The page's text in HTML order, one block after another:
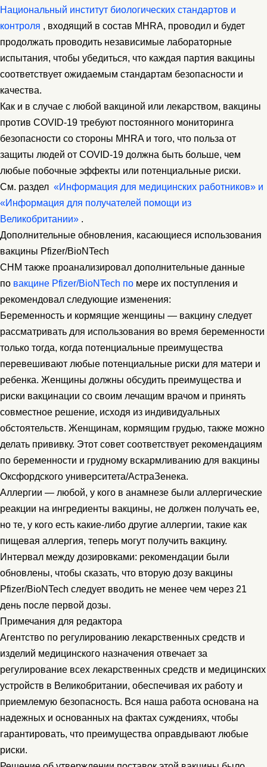
Национальный институт биологических стандартов и
контроля , входящий в состав MHRA, проводил и будет
продолжать проводить независимые лабораторные
испытания, чтобы убедиться, что каждая партия вакцины
соответствует ожидаемым стандартам безопасности и
качества.
Как и в случае с любой вакциной или лекарством, вакцины
против COVID-19 требуют постоянного мониторинга
безопасности со стороны MHRA и того, что польза от
защиты людей от COVID-19 должна быть больше, чем
любые побочные эффекты или потенциальные риски.
См. раздел «Информация для медицинских работников» и
«Информация для получателей помощи из
Великобритании» .
Дополнительные обновления, касающиеся использования
вакцины Pfizer/BioNTech
CHM также проанализировал дополнительные данные
по вакцине Pfizer/BioNTech по мере их поступления и
рекомендовал следующие изменения:
Беременность и кормящие женщины — вакцину следует
рассматривать для использования во время беременности
только тогда, когда потенциальные преимущества
перевешивают любые потенциальные риски для матери и
ребенка. Женщины должны обсудить преимущества и
риски вакцинации со своим лечащим врачом и принять
совместное решение, исходя из индивидуальных
обстоятельств. Женщинам, кормящим грудью, также можно
делать прививку. Этот совет соответствует рекомендациям
по беременности и грудному вскармливанию для вакцины
Оксфордского университета/АстраЗенека.
Аллергии — любой, у кого в анамнезе были аллергические
реакции на ингредиенты вакцины, не должен получать ее,
но те, у кого есть какие-либо другие аллергии, такие как
пищевая аллергия, теперь могут получить вакцину.
Интервал между дозировками: рекомендации были
обновлены, чтобы сказать, что вторую дозу вакцины
Pfizer/BioNTech следует вводить не менее чем через 21
день после первой дозы.
Примечания для редактора
Агентство по регулированию лекарственных средств и
изделий медицинского назначения отвечает за
регулирование всех лекарственных средств и медицинских
устройств в Великобритании, обеспечивая их работу и
приемлемую безопасность. Вся наша работа основана на
надежных и основанных на фактах суждениях, чтобы
гарантировать, что преимущества оправдывают любые
риски.